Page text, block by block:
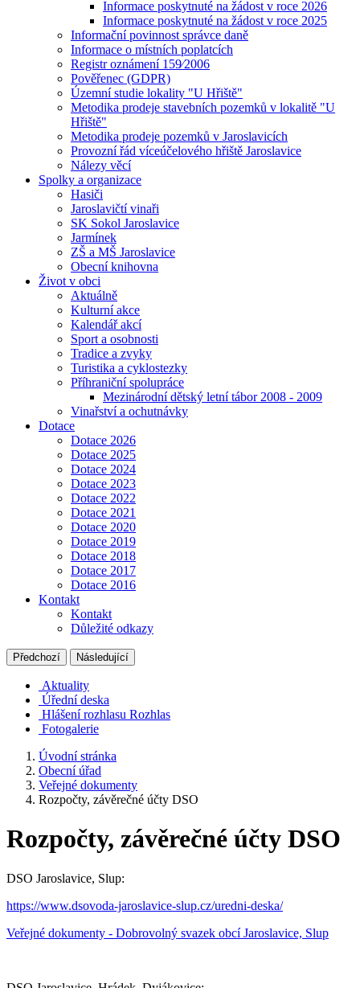
Informace poskytnuté na žádost v roce 2026
Informace poskytnuté na žádost v roce 2025
Informační povinnost správce daně
Informace o místních poplatcích
Registr oznámení 159⁄2006
Pověřenec (GDPR)
Územní studie lokality "U Hřiště"
Metodika prodeje stavebních pozemků v lokalitě "U
Hřiště"
Metodika prodeje pozemků v Jaroslavicích
Provozní řád víceúčelového hřiště Jaroslavice
Nálezy věcí
Spolky a organizace
Hasiči
Jaroslavičtí vinaři
SK Sokol Jaroslavice
Jarmínek
ZŠ a MŠ Jaroslavice
Obecní knihovna
Život v obci
Aktuálně
Kulturní akce
Kalendář akcí
Sport a osobnosti
Tradice a zvyky
Turistika a cyklostezky
Příhraniční spolupráce
Mezinárodní dětský letní tábor 2008 - 2009
Vinařství a ochutnávky
Dotace
Dotace 2026
Dotace 2025
Dotace 2024
Dotace 2023
Dotace 2022
Dotace 2021
Dotace 2020
Dotace 2019
Dotace 2018
Dotace 2017
Dotace 2016
Kontakt
Kontakt
Důležité odkazy
Předchozí Následující
Aktuality
Úřední deska
Hlášení rozhlasu Rozhlas
Fotogalerie
Úvodní stránka
Obecní úřad
Veřejné dokumenty
Rozpočty, závěrečné účty DSO
Rozpočty, závěrečné účty DSO
DSO Jaroslavice, Slup:
https://www.dsovoda-jaroslavice-slup.cz/uredni-deska/
Veřejné dokumenty - Dobrovolný svazek obcí Jaroslavice, Slup